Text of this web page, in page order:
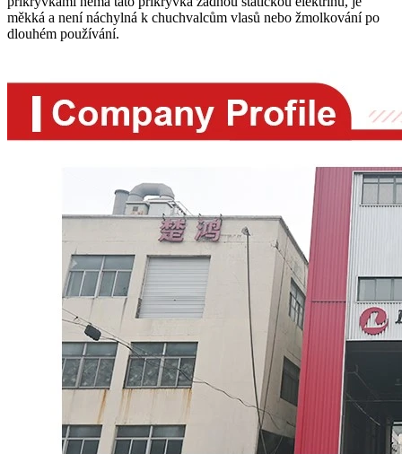
měkká a není náchylná k chuchvalcům vlasů nebo žmolkování po
dlouhém používání.